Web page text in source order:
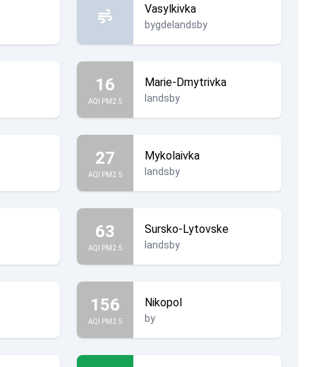
Vasylkivka
bygdelandsby
16
AQI PM2.5
Marie-Dmytrivka
landsby
27
AQI PM2.5
Mykolaivka
landsby
63
AQI PM2.5
Sursko-Lytovske
landsby
156
AQI PM2.5
Nikopol
by